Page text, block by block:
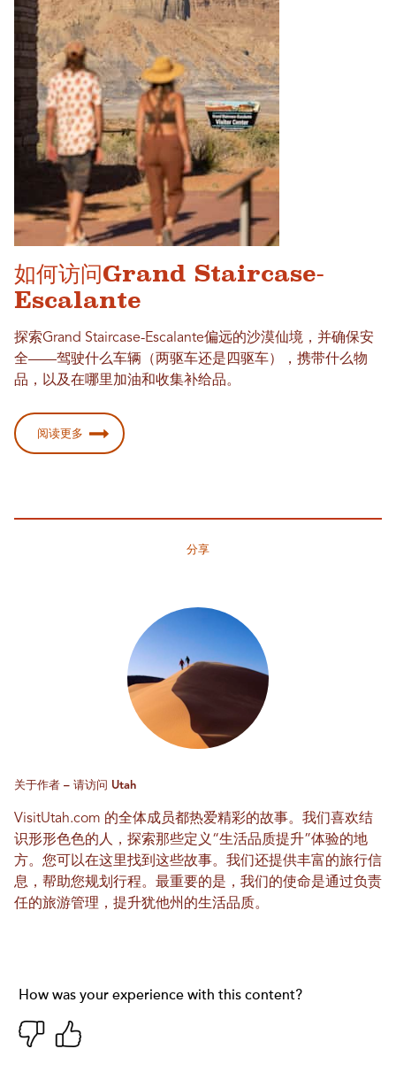
如何访问Grand Staircase-
Escalante
探索Grand Staircase-Escalante偏远的沙漠仙境，并确保安
全——驾驶什么车辆（两驱车还是四驱车），携带什么物
品，以及在哪里加油和收集补给品。
阅读更多
分享
关于作者 – 请访问 Utah
VisitUtah.com 的全体成员都热爱精彩的故事。我们喜欢结
识形形色色的人，探索那些定义“生活品质提升”体验的地
方。您可以在这里找到这些故事。我们还提供丰富的旅行信
息，帮助您规划行程。最重要的是，我们的使命是通过负责
任的旅游管理，提升犹他州的生活品质。